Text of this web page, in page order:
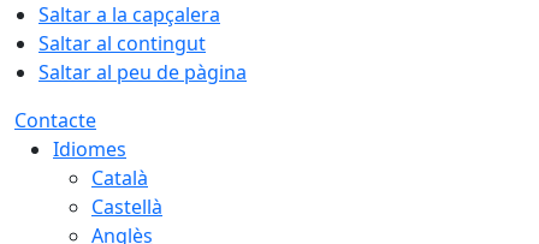
Saltar a la capçalera
Saltar al contingut
Saltar al peu de pàgina
Contacte
Idiomes
Català
Castellà
Anglès